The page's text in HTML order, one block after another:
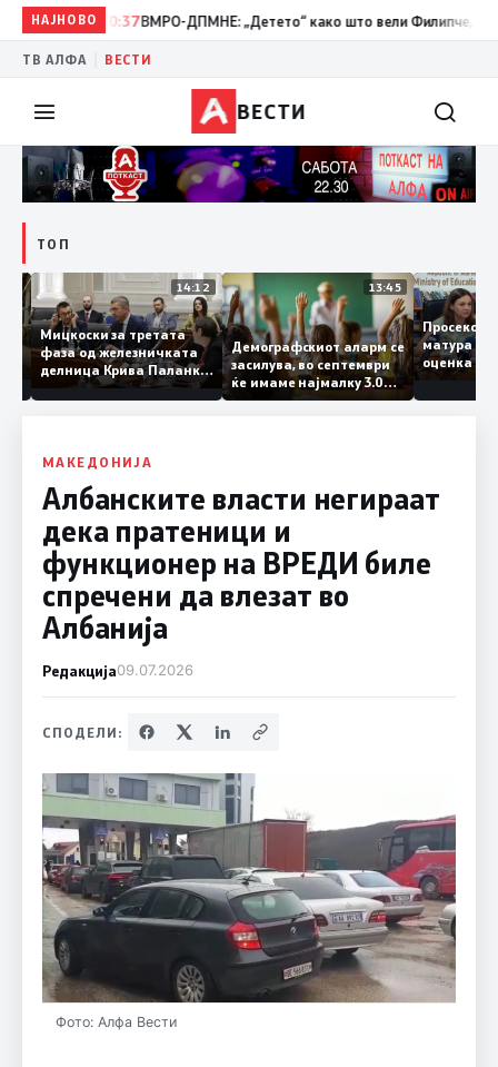
НАЈНОВО
10:37 ВМРО-ДПМНЕ: „Детето“ како што вели Филипче, денес со
ТВ АЛФА ВЕСТИ
ВЕСТИ
ТОП
15:20
Во
14:12
Мицкоски за третата
фаза од железничката
делница Крива Паланка
– Деве Баир: Проектот
нема да заврши на
целина
13:45
Демографскиот аларм се
засилува, во септември
ќе имаме најмалку 3.000
првачиња помалку
матура
оценка
МАКЕДОНИЈА
Албанските власти негираат
дека пратеници и
функционер на ВРЕДИ биле
спречени да влезат во
Албанија
Редакција09.07.2026
СПОДЕЛИ:
Фото: Алфа Вести